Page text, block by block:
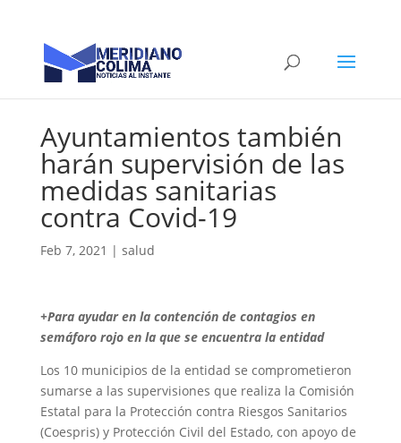
Ayuntamientos también
harán supervisión de las
medidas sanitarias
contra Covid-19
Feb 7, 2021 | salud
+Para ayudar en la contención de contagios en
semáforo rojo en la que se encuentra la entidad
Los 10 municipios de la entidad se comprometieron
sumarse a las supervisiones que realiza la Comisión
Estatal para la Protección contra Riesgos Sanitarios
(Coespris) y Protección Civil del Estado, con apoyo de